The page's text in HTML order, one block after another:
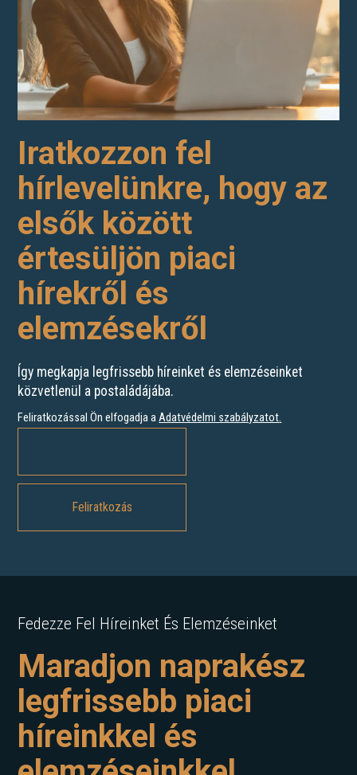
Iratkozzon fel
hírlevelünkre, hogy az
elsők között
értesüljön piaci
hírekről és
elemzésekről
Így megkapja legfrissebb híreinket és elemzéseinket
közvetlenül a postaládájába.
Feliratkozással Ön elfogadja aAdatvédelmi szabályzatot.
Fedezze Fel Híreinket És Elemzéseinket
Maradjon naprakész
legfrissebb piaci
híreinkkel és